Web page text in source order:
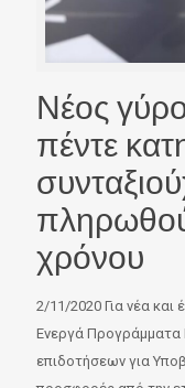
Νέος
πέντε
χρόνου
2/11/2020 Για νέα και
Ενεργά Προγράμματα
επιδοτήσεων για